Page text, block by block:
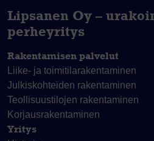
Lipsanen Oy –
perheyritys
Rakentamisen palvelut
Liike- ja toimitila­rakentaminen
Julkiskohteiden rakentaminen
Teollisuustilojen rakentaminen
Korjaus­rakentaminen
Yritys